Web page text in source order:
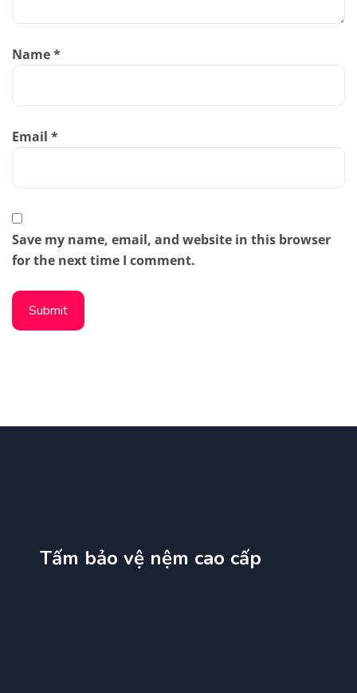
Name*
Email *
Save my name, email, and website in this browser
for the next time I comment.
Tấm bảo vệ nệm cao cấp